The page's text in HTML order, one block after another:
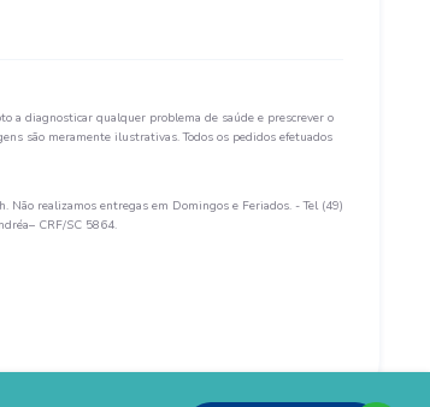
a diagnosticar qualquer problema de saúde e prescrever o
são meramente ilustrativas. Todos os pedidos efetuados
Não realizamos entregas em Domingos e Feriados. - Tel (49)
CRF/SC 5864.